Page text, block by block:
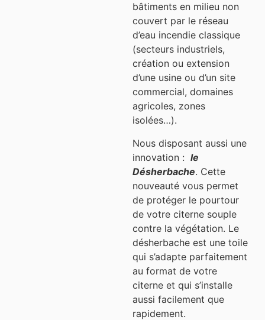
bâtiments en milieu non
couvert par le réseau
d’eau incendie classique
(secteurs industriels,
création ou extension
d’une usine ou d’un site
commercial, domaines
agricoles, zones
isolées…).
Nous disposant aussi une
innovation : le
Désherbache. Cette
nouveauté vous permet
de protéger le pourtour
de votre citerne souple
contre la végétation. Le
désherbache est une toile
qui s’adapte parfaitement
au format de votre
citerne et qui s’installe
aussi facilement que
rapidement.